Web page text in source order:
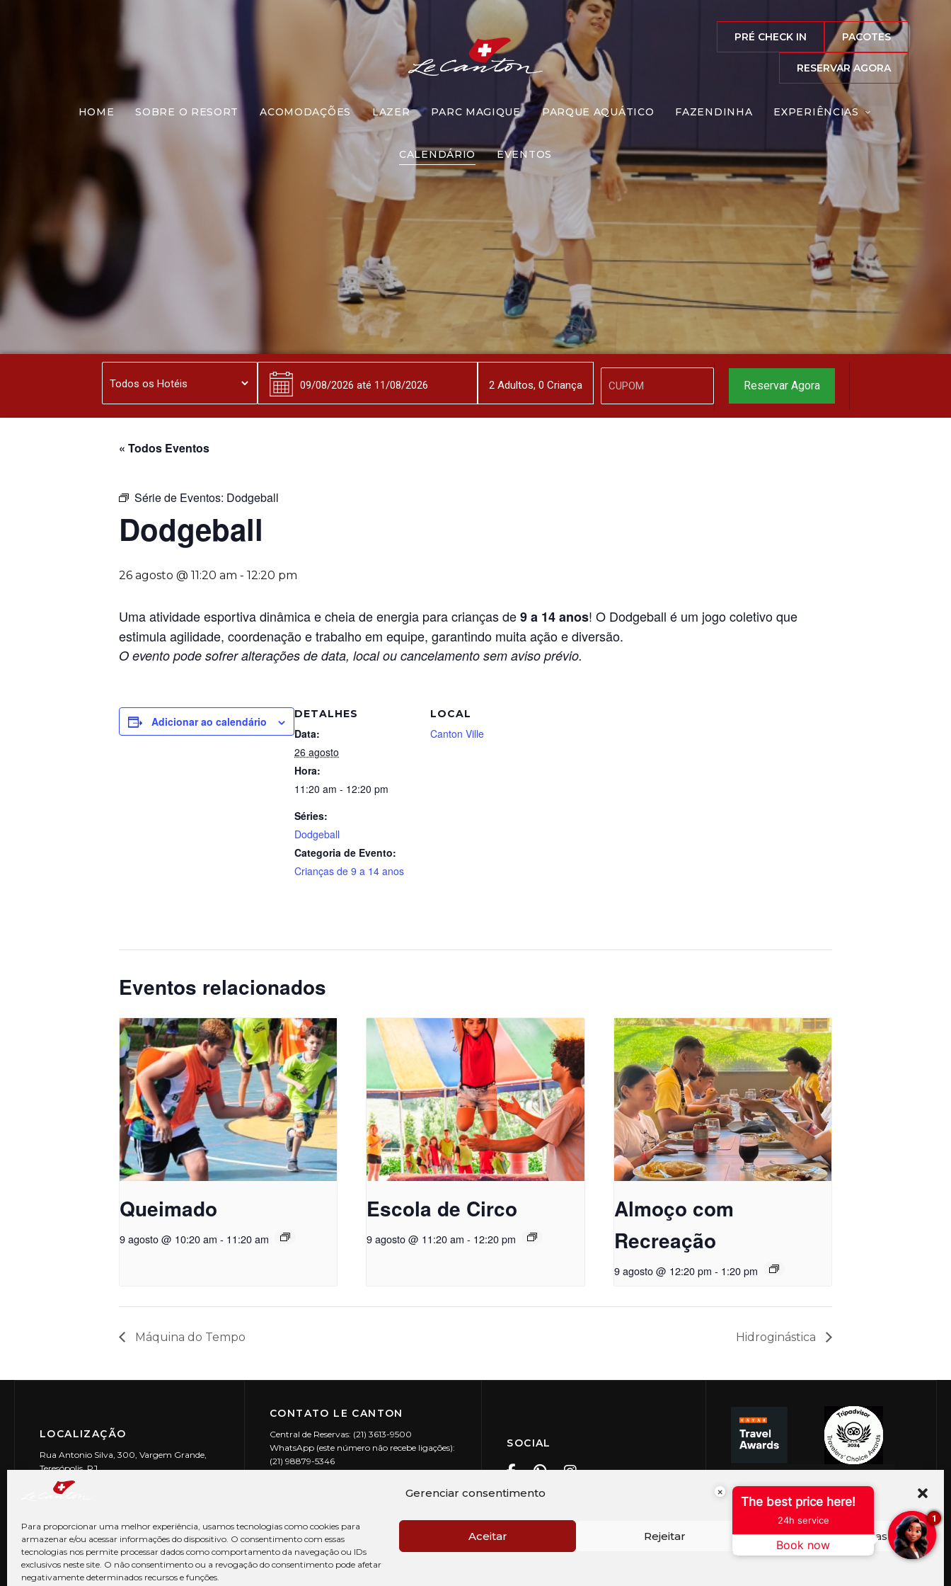
Gerenciar consentimento
Para proporcionar uma melhor experiência, usamos tecnologias como cookies para
armazenar e/ou acessar informações do dispositivo. O consentimento com essas
tecnologias nos permite processar dados como comportamento da navegação ou IDs
exclusivos neste site. O não consentimento ou a revogação do consentimento pode afetar
negativamente determinados recursos e funções.
Aceitar Rejeitar Ver preferências
PRÉ CHECK IN PACOTES
RESERVAR AGORA
HOME SOBRE O RESORT ACOMODAÇÕES LAZER PARC MAGIQUE PARQUE AQUÁTICO FAZENDINHA EXPERIÊNCIAS
CALENDÁRIO EVENTOS
Dodgeball
« Todos Eventos
Série de Eventos: Dodgeball
Dodgeball
26 agosto @ 11:20 am - 12:20 pm
Uma atividade esportiva dinâmica e cheia de energia para crianças de9 a 14 anos! O Dodgeball é um jogo coletivo que
estimula agilidade, coordenação e trabalho em equipe, garantindo muita ação e diversão.
O evento pode sofrer alterações de data, local ou cancelamento sem aviso prévio.
Adicionar ao calendário
DETALHES
Data:
26 agosto
Hora:
11:20 am - 12:20 pm
Séries:
Dodgeball
Categoria de Evento:
Crianças de 9 a 14 anos
LOCAL
Canton Ville
Eventos relacionados
Queimado
9 agosto @ 10:20 am - 11:20 am
Escola de Circo
9 agosto @ 11:20 am - 12:20 pm
Almoço com
Recreação
9 agosto @ 12:20 pm - 1:20 pm
Máquina do Tempo Hidroginástica
LOCALIZAÇÃO
Rua Antonio Silva, 300, Vargem Grande,
Teresópolis, RJ
CEP: 25990-150
CONTATO LE CANTON
Central de Reservas: (21) 3613-9500
WhatsApp (este número não recebe ligações):
(21) 98879-5346
SOCIAL
2Adultos, 0 Criança Reservar Agora
×
The best price here!
24h service
Book now
1